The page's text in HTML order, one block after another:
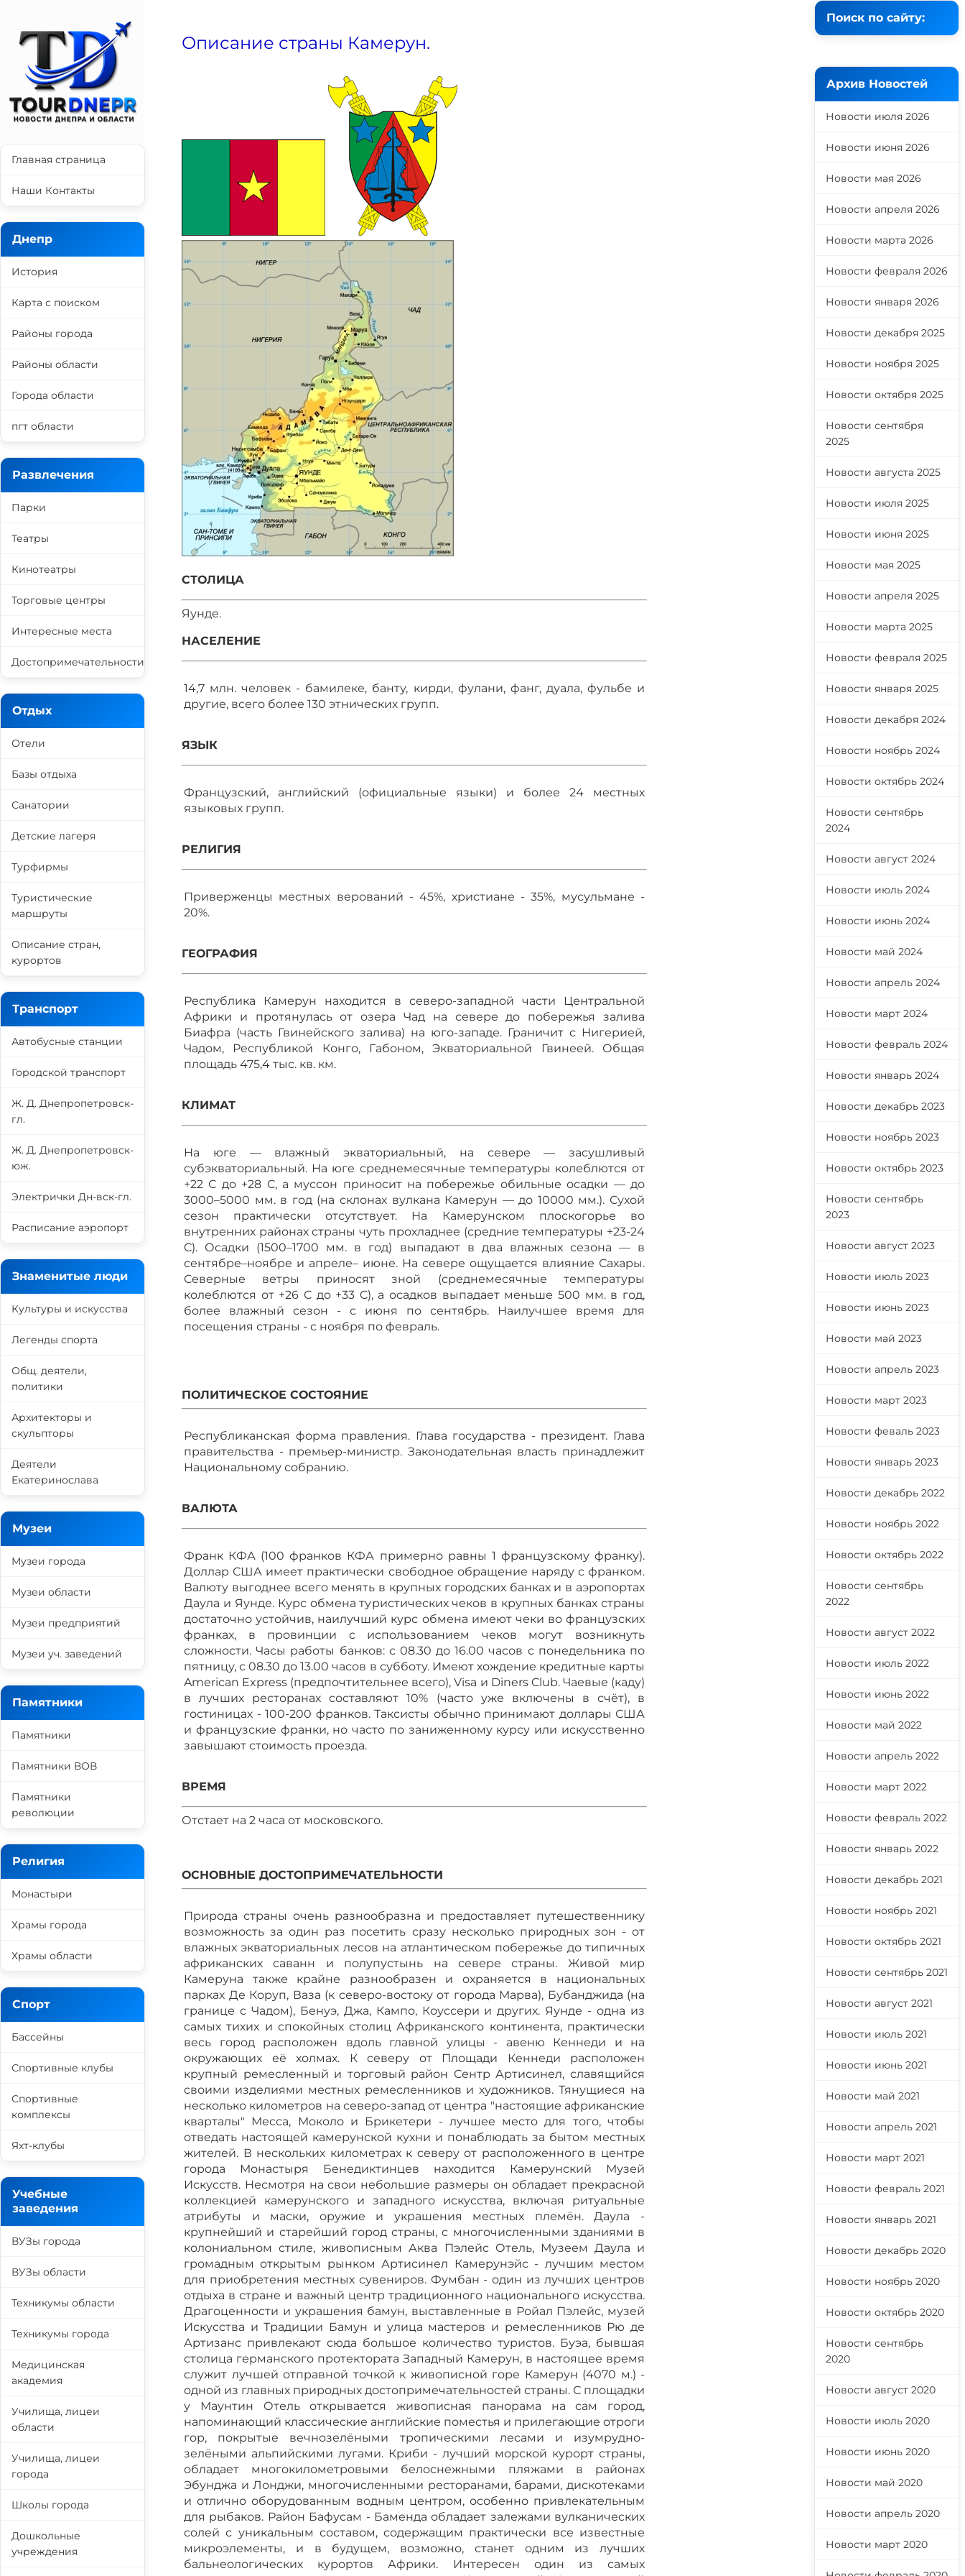
Описание страны Камерун.
СТОЛИЦА
Яунде.
НАСЕЛЕНИЕ
14,7 млн. человек - бамилеке, банту, кирди, фулани, фанг, дуала, фульбе и
другие, всего более 130 этнических групп.
ЯЗЫК
Французский, английский (официальные языки) и более 24 местных
языковых групп.
РЕЛИГИЯ
Приверженцы местных верований - 45%, христиане - 35%, мусульмане -
20%.
ГЕОГРАФИЯ
Республика Камерун находится в северо-западной части Центральной
Африки и протянулась от озера Чад на севере до побережья залива
Биафра (часть Гвинейского залива) на юго-западе. Граничит с Нигерией,
Чадом, Республикой Конго, Габоном, Экваториальной Гвинеей. Общая
площадь 475,4 тыс. кв. км.
КЛИМАТ
На юге — влажный экваториальный, на севере — засушливый
субэкваториальный. На юге среднемесячные температуры колеблются от
+22 С до +28 C, а муссон приносит на побережье обильные осадки — до
3000–5000 мм. в год (на склонах вулкана Камерун — до 10000 мм.). Сухой
сезон практически отсутствует. На Камерунском плоскогорье во
внутренних районах страны чуть прохладнее (средние температуры +23-24
C). Осадки (1500–1700 мм. в год) выпадают в два влажных сезона — в
сентябре–ноябре и апреле– июне. На севере ощущается влияние Сахары.
Северные ветры приносят зной (среднемесячные температуры
колеблются от +26 С до +33 C), а осадков выпадает меньше 500 мм. в год,
более влажный сезон - с июня по сентябрь. Наилучшее время для
посещения страны - с ноября по февраль.
ПОЛИТИЧЕСКОЕ СОСТОЯНИЕ
Республиканская форма правления. Глава государства - президент. Глава
правительства - премьер-министр. Законодательная власть принадлежит
Национальному собранию.
ВАЛЮТА
Франк КФА (100 франков КФА примерно равны 1 французскому франку).
Доллар США имеет практически свободное обращение наряду с франком.
Валюту выгоднее всего менять в крупных городских банках и в аэропортах
Даула и Яунде. Курс обмена туристических чеков в крупных банках страны
достаточно устойчив, наилучший курс обмена имеют чеки во французских
франках, в провинции с использованием чеков могут возникнуть
сложности. Часы работы банков: с 08.30 до 16.00 часов с понедельника по
пятницу, с 08.30 до 13.00 часов в субботу. Имеют хождение кредитные карты
American Express (предпочтительнее всего), Visa и Diners Club. Чаевые (каду)
в лучших ресторанах составляют 10% (часто уже включены в счёт), в
гостиницах - 100-200 франков. Таксисты обычно принимают доллары США
и французские франки, но часто по заниженному курсу или искусственно
завышают стоимость проезда.
ВРЕМЯ
Отстает на 2 часа от московского.
ОСНОВНЫЕ ДОСТОПРИМЕЧАТЕЛЬНОСТИ
Природа страны очень разнообразна и предоставляет путешественнику
возможность за один раз посетить сразу несколько природных зон - от
влажных экваториальных лесов на атлантическом побережье до типичных
африканских саванн и полупустынь на севере страны. Живой мир
Камеруна также крайне разнообразен и охраняется в национальных
парках Де Коруп, Ваза (к северо-востоку от города Марва), Бубанджида (на
границе с Чадом), Бенуэ, Джа, Кампо, Коуссери и других. Яунде - одна из
самых тихих и спокойных столиц Африканского континента, практически
весь город расположен вдоль главной улицы - авеню Кеннеди и на
окружающих её холмах. К северу от Площади Кеннеди расположен
крупный ремесленный и торговый район Сентр Артисинел, славящийся
своими изделиями местных ремесленников и художников. Тянущиеся на
несколько километров на северо-запад от центра "настоящие африканские
кварталы" Месса, Моколо и Брикетери - лучшее место для того, чтобы
отведать настоящей камерунской кухни и понаблюдать за бытом местных
жителей. В нескольких километрах к северу от расположенного в центре
города Монастыря Бенедиктинцев находится Камерунский Музей
Искусств. Несмотря на свои небольшие размеры он обладает прекрасной
коллекцией камерунского и западного искусства, включая ритуальные
атрибуты и маски, оружие и украшения местных племён. Даула -
крупнейший и старейший город страны, с многочисленными зданиями в
колониальном стиле, живописным Аква Пэлейс Отель, Музеем Даула и
громадным открытым рынком Артисинел Камерунэйс - лучшим местом
для приобретения местных сувениров. Фумбан - один из лучших центров
отдыха в стране и важный центр традиционного национального искусства.
Драгоценности и украшения бамун, выставленные в Ройал Пэлейс, музей
Искусства и Традиции Бамун и улица мастеров и ремесленников Рю де
Артизанс привлекают сюда большое количество туристов. Буэа, бывшая
столица германского протектората Западный Камерун, в настоящее время
служит лучшей отправной точкой к живописной горе Камерун (4070 м.) -
одной из главных природных достопримечательностей страны. С площадки
у Маунтин Отель открывается живописная панорама на сам город,
напоминающий классические английские поместья и прилегающие отроги
гор, покрытые вечнозелёными тропическими лесами и изумрудно-
зелёными альпийскими лугами. Криби - лучший морской курорт страны,
обладает многокилометровыми белоснежными пляжами в районах
Эбунджа и Лонджи, многочисленными ресторанами, барами, дискотеками
и отлично оборудованным водным центром, особенно привлекательным
для рыбаков. Район Бафусам - Баменда обладает залежами вулканических
солей с уникальным составом, содержащим практически все известные
микроэлементы, и в будущем, возможно, станет одним из лучших
бальнеологических курортов Африки. Интересен один из самых
Главная страница
Наши Контакты
Днепр
История
Карта с поиском
Районы города
Районы области
Города области
пгт области
Развлечения
Парки
Театры
Кинотеатры
Торговые центры
Интересные места
Достопримечательности
Отдых
Отели
Базы отдыха
Санатории
Детские лагеря
Турфирмы
Туристические
маршруты
Описание стран,
курортов
Транспорт
Автобусные станции
Городской транспорт
Ж. Д. Днепропетровск-
гл.
Ж. Д. Днепропетровск-
юж.
Электрички Дн-вск-гл.
Расписание аэропорт
Знаменитые люди
Культуры и искусства
Легенды спорта
Общ. деятели,
политики
Архитекторы и
скульпторы
Деятели
Екатеринослава
Музеи
Музеи города
Музеи области
Музеи предприятий
Музеи уч. заведений
Памятники
Памятники
Памятники ВОВ
Памятники
революции
Религия
Монастыри
Храмы города
Храмы области
Спорт
Бассейны
Спортивные клубы
Спортивные
комплексы
Яхт-клубы
Учебные
заведения
ВУЗы города
ВУЗы области
Техникумы области
Техникумы города
Медицинская
академия
Училища, лицеи
области
Училища, лицеи
города
Школы города
Дошкольные
учреждения
Поиск по сайту:
Архив Новостей
Новости июля 2026
Новости июня 2026
Новости мая 2026
Новости апреля 2026
Новости марта 2026
Новости февраля 2026
Новости января 2026
Новости декабря 2025
Новости ноября 2025
Новости октября 2025
Новости сентября
2025
Новости августа 2025
Новости июля 2025
Новости июня 2025
Новости мая 2025
Новости апреля 2025
Новости марта 2025
Новости февраля 2025
Новости января 2025
Новости декабря 2024
Новости ноябрь 2024
Новости октябрь 2024
Новости сентябрь
2024
Новости август 2024
Новости июль 2024
Новости июнь 2024
Новости май 2024
Новости апрель 2024
Новости март 2024
Новости февраль 2024
Новости январь 2024
Новости декабрь 2023
Новости ноябрь 2023
Новости октябрь 2023
Новости сентябрь
2023
Новости август 2023
Новости июль 2023
Новости июнь 2023
Новости май 2023
Новости апрель 2023
Новости март 2023
Новости феваль 2023
Новости январь 2023
Новости декабрь 2022
Новости ноябрь 2022
Новости октябрь 2022
Новости сентябрь
2022
Новости август 2022
Новости июль 2022
Новости июнь 2022
Новости май 2022
Новости апрель 2022
Новости март 2022
Новости февраль 2022
Новости январь 2022
Новости декабрь 2021
Новости ноябрь 2021
Новости октябрь 2021
Новости сентябрь 2021
Новости август 2021
Новости июль 2021
Новости июнь 2021
Новости май 2021
Новости апрель 2021
Новости март 2021
Новости февраль 2021
Новости январь 2021
Новости декабрь 2020
Новости ноябрь 2020
Новости октябрь 2020
Новости сентябрь
2020
Новости август 2020
Новости июль 2020
Новости июнь 2020
Новости май 2020
Новости апрель 2020
Новости март 2020